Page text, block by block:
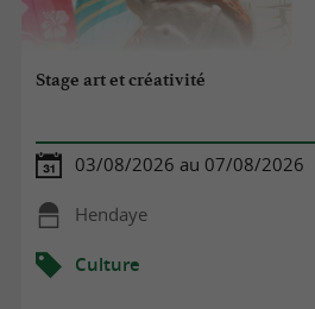
Stage art et créativité
03/08/2026 au 07/08/2026
Hendaye
Culture